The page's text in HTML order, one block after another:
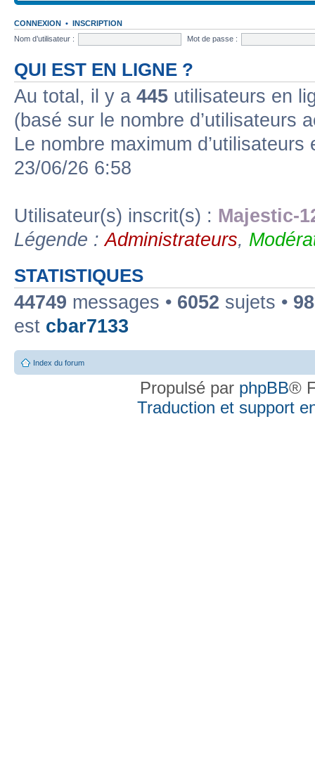
CONNEXION • INSCRIPTION
Nom d’utilisateur :
Mot de passe :
QUI EST EN LIGNE ?
Au total, il y a 445 utilisateurs en
(basé sur le nombre d’utilisateurs
Le nombre maximum
23/06/26 6:58
Utilisateur(s) inscrit(s) : Majestic-
Légende :Administrateurs,
STATISTIQUES
44749 messages • 6052 sujets •
est cbar7133
Index du forum
Propulsé par phpBB®
Traduction et support